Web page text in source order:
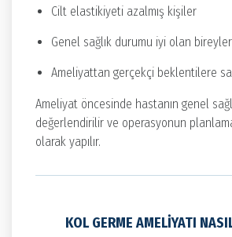
Cilt elastikiyeti azalmış kişiler
Genel sağlık durumu iyi olan bireyler
Ameliyattan gerçekçi beklentilere
Ameliyat öncesinde hastanın genel
değerlendirilir ve operasyonun
olarak yapılır.
KOL GERME AMELIYATI